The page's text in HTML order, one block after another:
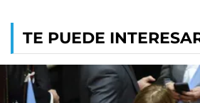
TE PUEDE